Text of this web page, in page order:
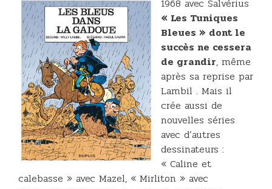
1968 avec Salvérius
« Les Tuniques
Bleues » dont le
succès ne cessera
de grandir, même
après sa reprise par
Lambil . Mais il
crée aussi de
nouvelles séries
avec d’autres
dessinateurs :
« Caline et
calebasse » avec Mazel, « Mirliton » avec